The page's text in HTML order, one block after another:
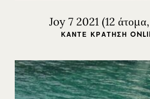
Joy 7 2021 (12
ΚΆΝΤΕ ΚΡΆΤΗΣΗ